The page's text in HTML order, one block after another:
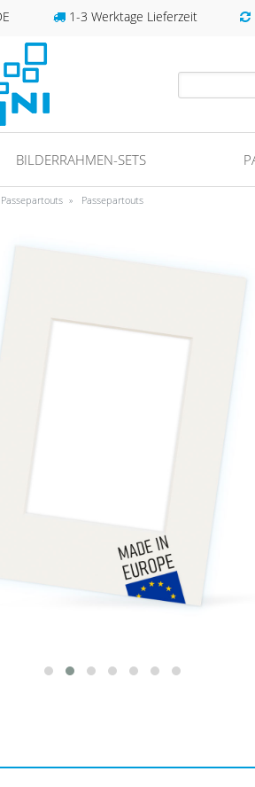
1-3 Werktage Lieferzeit
BILDERRAHMEN-SETS
Passepartouts Passepartouts